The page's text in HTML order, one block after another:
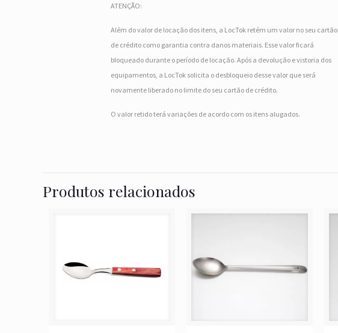
ATENÇÃO:
Além do valor de locação dos itens, a LocTok retém um valor no seu cartão
de crédito como garantia contra danos materiais. Esse valor ficará
bloqueado durante o período de locação. Após a devolução e vistoria dos
equipamentos, a LocTok solicita o desbloqueio desse valor que será
novamente liberado no limite do seu cartão de crédito.
O valor retido terá variações de acordo com os itens alugados.
Produtos relacionados